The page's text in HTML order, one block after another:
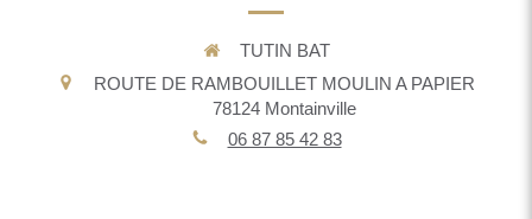
TUTIN BAT
ROUTE DE RAMBOUILLET MOULIN A PAPIER
78124 Montainville
06 87 85 42 83